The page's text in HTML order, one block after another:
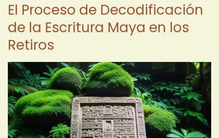
El Proceso de Decodificación
de la Escritura Maya en los
Retiros